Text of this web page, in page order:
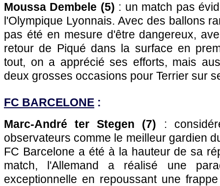
Moussa Dembele (5) : un match pas
l'Olympique Lyonnais. Avec des ballons
pas été en mesure d'être dangereux,
retour de Piqué dans la surface en
tout, on a apprécié ses efforts, mais
deux grosses occasions pour Terrier sur
FC BARCELONE :
Marc-André ter Stegen (7) :
observateurs comme le meilleur gardien
FC Barcelone a été à la hauteur de sa
match, l'Allemand a réalisé une
exceptionnelle en repoussant une